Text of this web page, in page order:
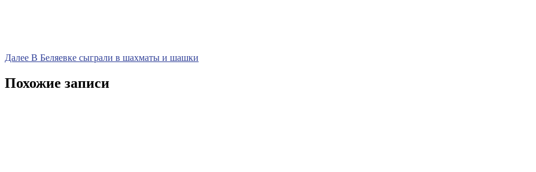
Навигация
по
записям
Далее Следующая
В Беляевке сыграли в шахматы и шашки
Похожие записи